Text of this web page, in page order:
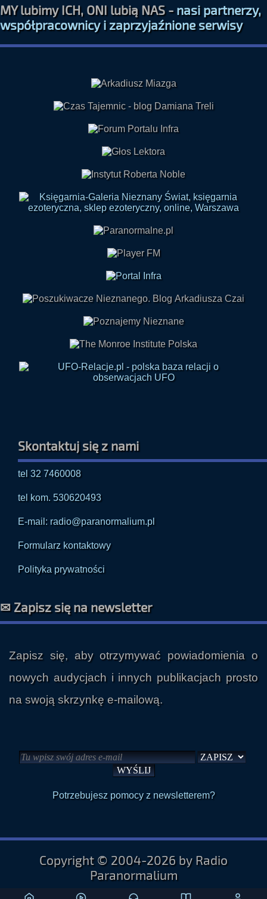
MY lubimy ICH, ONI lubią NAS -nasi partnerzy,
współpracownicy i zaprzyjaźnione serwisy
Skontaktuj się z nami
tel 32 7460008
tel kom. 530620493
E-mail: radio@paranormalium.pl
Formularz kontaktowy
Polityka prywatności
✉ Zapisz się na newsletter
Zapisz się, aby otrzymywać powiadomienia o
nowych audycjach i innych publikacjach prosto
na swoją skrzynkę e-mailową.
Potrzebujesz pomocy z newsletterem?
Copyright © 2004-2026 by Radio
Paranormalium